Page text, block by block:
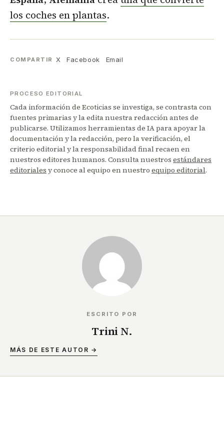
los coches en plantas.
COMPARTIR X Facebook Email
PROCESO EDITORIAL
Cada información de Ecoticias se investiga, se contrasta con
fuentes primarias y la edita nuestra redacción antes de
publicarse. Utilizamos herramientas de IA para apoyar la
documentación y la redacción, pero la verificación, el
criterio editorial y la responsabilidad final recaen en
nuestros editores humanos. Consulta nuestros estándares
editoriales y conoce al equipo en nuestro equipo editorial.
ESCRITO POR
Trini N.
MÁS DE ESTE AUTOR →